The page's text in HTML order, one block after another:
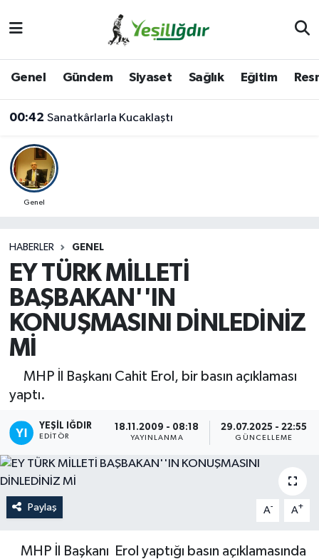
Genel Gündem Siyaset Sağlık Eğitim
00:42 Sanatkârlarla Kucaklaştı
Genel
HABERLER GENEL
EY TÜRK MİLLETİ
BAŞBAKAN''IN
KONUŞMASINI DİNLEDİNİZ
Mİ
MHP İl Başkanı Cahit Erol, bir basın açıklaması
yaptı.
YEŞIL IĞDIR
EDITÖR
18.11.2009 - 08:18
YAYINLANMA
29.07.2025 - 22:55
GÜNCELLEME
Paylaş A- A+
MHP İl Başkanı Erol yaptığı basın açıklamasında
Iğdır Trafik Yoğunluk Haritası
Süper Lig Puan Durumu ve Fikstür
Son Dakika Haberleri
Haber Arşivi